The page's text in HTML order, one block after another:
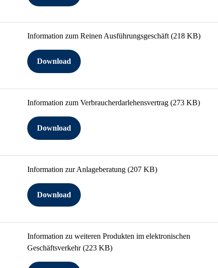
Information zum Reinen Ausführungsgeschäft (218 KB)
Download
Information zum Verbraucherdarlehensvertrag (273 KB)
Download
Information zur Anlageberatung (207 KB)
Download
Information zu weiteren Produkten im elektronischen
Geschäftsverkehr(223 KB)